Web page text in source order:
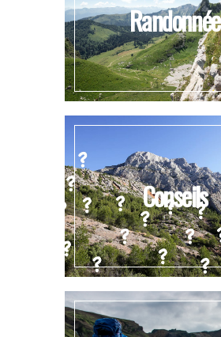
Randonnée
Conseils